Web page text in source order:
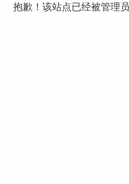
抱歉！该站点已经被管理